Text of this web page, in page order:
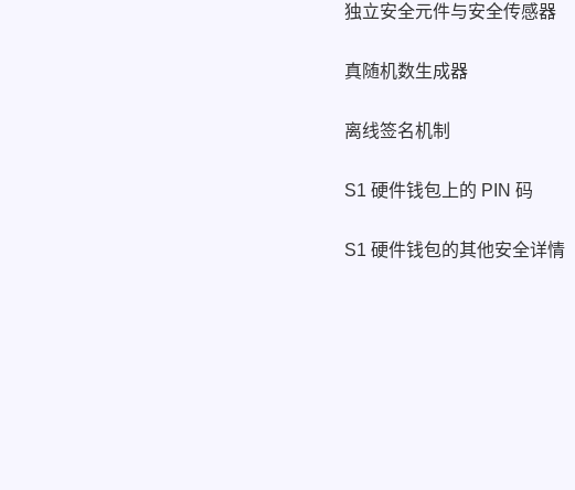
独立安全元件与安全传感器
真随机数生成器
离线签名机制
S1 硬件钱包上的 PIN 码
S1 硬件钱包的其他安全详情